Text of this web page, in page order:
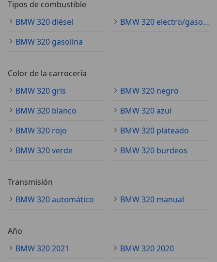
Tipos de combustible
BMW 320 diésel
BMW 320 electro/gasolina
BMW 320 gasolina
Color de la carrocería
BMW 320 gris
BMW 320 negro
BMW 320 blanco
BMW 320 azul
BMW 320 rojo
BMW 320 plateado
BMW 320 verde
BMW 320 burdeos
Transmisión
BMW 320 automático
BMW 320 manual
Año
BMW 320 2021
BMW 320 2020